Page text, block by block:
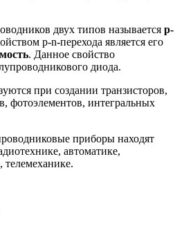
двух типов называется p-
p-n-перехода является его
. Данное свойство
диода.
при создании транзисторов,
фотоэлементов, интегральных
приборы находят
автоматике,
телемеханике.